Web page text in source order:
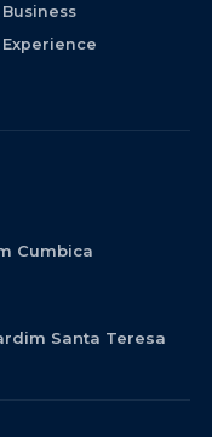
Experience
Cumbica
Santa Teresa